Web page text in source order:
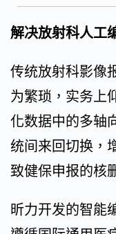
解决放射科人工
传统放射科影像
为繁琐，实务上
化数据中的多轴
统间来回切换，
致健保申报的核
昕力开发的智能